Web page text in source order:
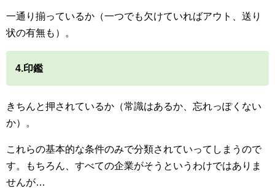
一通り揃っているか（一つでも欠けていればアウト、送り
状の有無も）。
4.印鑑
きちんと押されているか（常識はあるか、忘れっぽくない
か）。
これらの基本的な条件のみで分類されていってしまうので
す。もちろん、すべての企業がそうというわけではありま
せんが…